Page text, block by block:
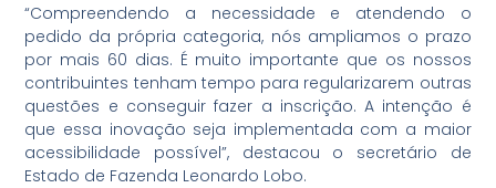
“Compreendendo a necessidade e atendendo o
pedido da própria categoria, nós ampliamos o prazo
por mais 60 dias. É muito importante que os nossos
contribuintes tenham tempo para regularizarem outras
questões e conseguir fazer a inscrição. A intenção é
que essa inovação seja implementada com a maior
acessibilidade possível”, destacou o secretário de
Estado de Fazenda Leonardo Lobo.